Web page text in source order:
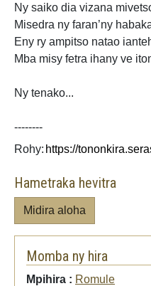
Ny saiko dia vizana
Misedra ny faran’ny
Eny ry ampitso natao
Mba misy fetra ihany ve
Ny tenako...
--------
Rohy:
Hametraka hevitra
Midira aloha
Momba ny hira
Mpihira : Romule